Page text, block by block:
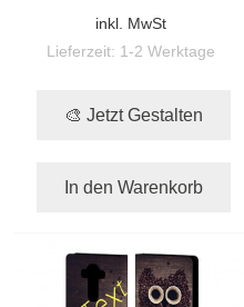
inkl. MwSt
Lieferzeit: 1-2 Werktage
🎨 Jetzt Gestalten
In den Warenkorb